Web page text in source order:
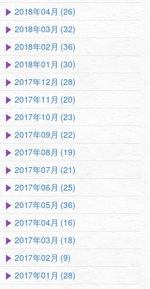
2018年04月 (26)
2018年03月 (32)
2018年02月 (36)
2018年01月 (30)
2017年12月 (28)
2017年11月 (20)
2017年10月 (23)
2017年09月 (22)
2017年08月 (19)
2017年07月 (21)
2017年06月 (25)
2017年05月 (36)
2017年04月 (16)
2017年03月 (18)
2017年02月 (9)
2017年01月 (28)